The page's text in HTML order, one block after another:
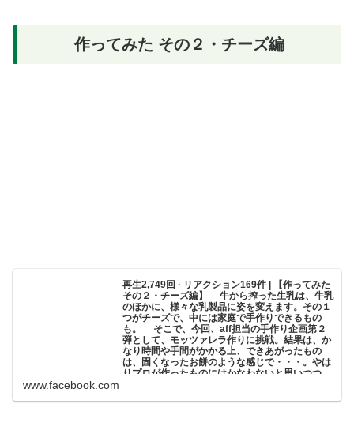
作ってみた その２・チーズ編
再生2,749回 · リアクション169件 | 【作ってみた
その２・チーズ編】 牛から搾った生乳は、牛乳
のほかに、様々な乳製品に姿を変えます。その１
つがチーズで、中には家庭で手作りできるもの
も。 そこで、今回、aff担当の手作り企画第２
弾として、モッツァレラ作りに挑戦。結果は、か
なり時間や手間がかかる上、できあがったもの
は、固くなったお餅のような感じで・・・。やは
りプロが作ったものにはかなわないと思いつつ、
aff（あふ）６月号では、昨年開催されたALL
www.facebook.com